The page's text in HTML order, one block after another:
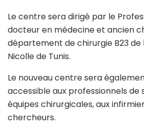
Le centre sera dirigé par le
docteur en médecine et ancien
département de chirurgie B23 de
Nicolle de Tunis.
Le nouveau centre sera
accessible aux professionnels de
équipes chirurgicales, aux
chercheurs.